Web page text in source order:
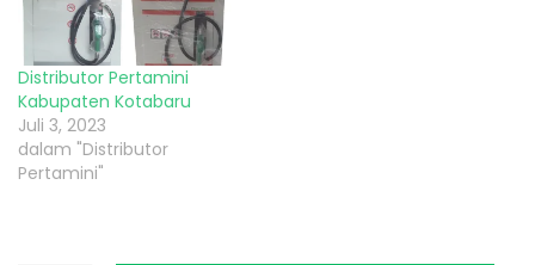
Distributor Pertamini
Kabupaten Kotabaru
Juli 3, 2023
dalam "Distributor
Pertamini"